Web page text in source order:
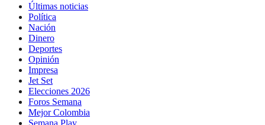
Últimas noticias
Política
Nación
Dinero
Deportes
Opinión
Impresa
Jet Set
Elecciones 2026
Foros Semana
Mejor Colombia
Semana Play